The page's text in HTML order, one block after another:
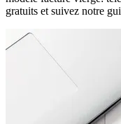
gratuits et suivez notre